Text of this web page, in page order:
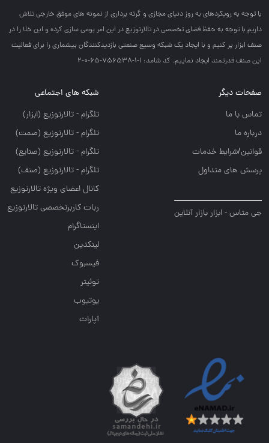
با توجه به رويكردهاي به روز دنياي مجازي و گرته برداري از نمونه هاي موفق خارجي تلاش
داريم با توجه به حفظ فضاي تخصصي در تالارتوزيع در اين امر بومي سازي كرده و اين خلا را در
صنف ابزار پر كنيم و با ايجاد يك شبكه وسيع صنعتي بازديدكنندگان بيشماري را براي فعاليت
اين صنف قدرتمند ايجاد نماييم. کد شامد: 1-1-756538-65-0-2
صفحات دیگر
تماس با ما
درباره ما
قوانین/شرایط خدمات
پرسش های متداول
جی متاس - ابزار بازار آنلاین
شبکه های اجتماعی
تلگرام - تالارتوزيع (ابزار)
تلگرام - تالارتوزيع (صمت)
تلگرام - تالارتوزيع (صنايع)
تلگرام - تالارتوزیع (صنف)
کانال اعضای ویژه تالارتوزیع
ربات کاربرتخصصی تالارتوزیع
اینستاگرام
لینکدین
فیسبوک
توئیتر
یوتیوب
آپارات